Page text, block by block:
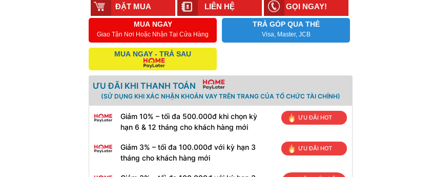
LIÊN HỆ GỌI NGAY!
MUA NGAY
Giao Tận Nơi Hoặc Nhận Tại Cửa Hàng
TRẢ GÓP QUA THẺ
Visa, Master, JCB
MUA NGAY - TRẢ SAU
ƯU ĐÃI KHI THANH TOÁN
(SỬ DỤNG KHI XÁC NHẬN KHOẢN VAY TRÊN TRANG CỦA TỔ CHỨC TÀI CHÍNH)
Giảm 10% – tối đa 500.000đ khi chọn kỳ
hạn 6 & 12 tháng cho khách hàng mới
ƯU ĐÃI HOT
Giảm 3% – tối đa 100.000đ với kỳ hạn 3
tháng cho khách hàng mới
ƯU ĐÃI HOT